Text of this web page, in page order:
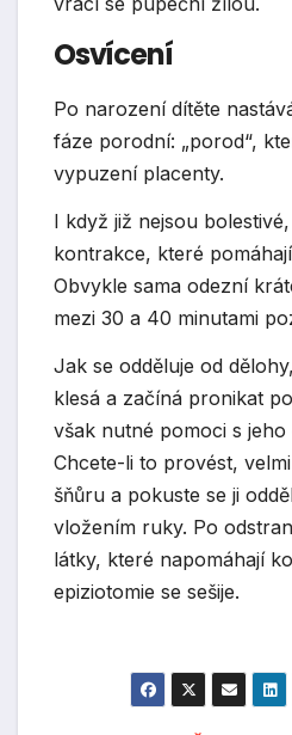
Osvícení
Po narození dítěte
fáze porodní: „porod“,
vypuzení placenty.
I když již nejsou
kontrakce, které
Obvykle sama odezní
mezi 30 a 40 minutami
Jak se odděluje od
klesá a začíná pronikat
však nutné pomoci s jeho
Chcete-li to provést,
šňůru a pokuste se ji
vložením ruky. Po
látky, které napomáhají
epiziotomie se sešije.